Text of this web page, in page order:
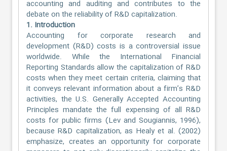
accounting and auditing and contributes to the
debate on the reliability of R&D capitalization.
1. Introduction
Accounting for corporate research and
development (R&D) costs is a controversial issue
worldwide. While the International Financial
Reporting Standards allow the capitalization of R&D
costs when they meet certain criteria, claiming that
it conveys relevant information about a firm’s R&D
activities, the U.S. Generally Accepted Accounting
Principles mandate the full expensing of all R&D
costs for public firms (Lev and Sougiannis, 1996),
because R&D capitalization, as Healy et al. (2002)
emphasize, creates an opportunity for corporate